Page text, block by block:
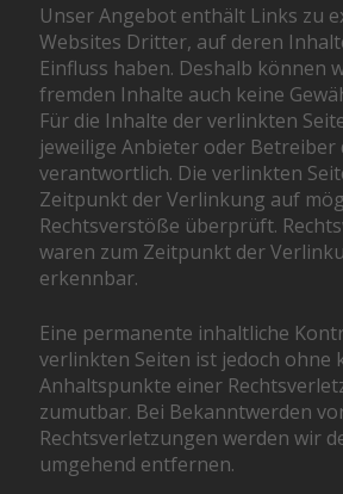
Unser Angebot enthält Links zu
Websites Dritter, auf deren
Einfluss haben. Deshalb können
fremden Inhalte auch keine
Für die Inhalte der verlinkten
jeweilige Anbieter oder Betreiber
verantwortlich. Die verlinkten
Zeitpunkt der Verlinkung auf
Rechtsverstöße überprüft.
waren zum Zeitpunkt der
erkennbar.
Eine permanente inhaltliche
verlinkten Seiten ist jedoch ohne
Anhaltspunkte einer
zumutbar. Bei Bekanntwerden
Rechtsverletzungen werden wir
umgehend entfernen.